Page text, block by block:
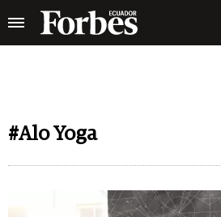
#Alo Yoga